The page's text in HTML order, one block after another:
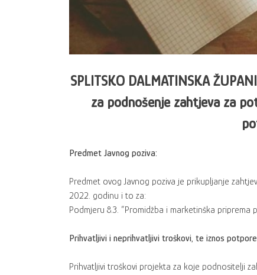
SPLITSKO DALMATINSKA
za podnošenje zahtjeva za
Predmet Javnog poziva:
Predmet ovog Javnog poziva je prikupljanje
2022. godinu i to za:
Podmjeru 8.3. “Promidžba i marketinška priprema
Prihvatljivi i neprihvatljivi troškovi, te iznos
Prihvatljivi troškovi projekta za koje podnositelji